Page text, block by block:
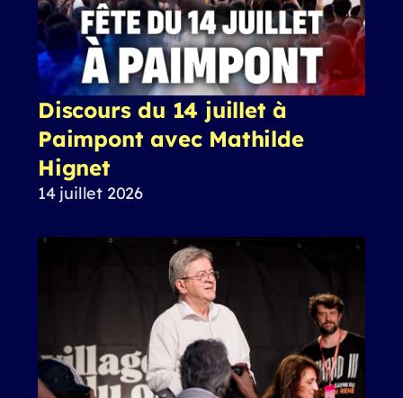
Discours du 14 juillet à
Paimpont avec Mathilde
Hignet
14 juillet 2026